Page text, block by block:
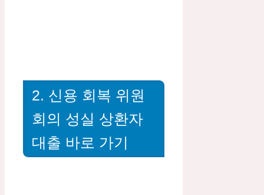
2. 신용 회복 위원
회의 성실 상환자
대출 바로 가기